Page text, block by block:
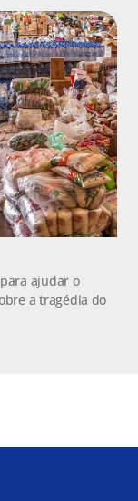
ajudar o
a tragédia do